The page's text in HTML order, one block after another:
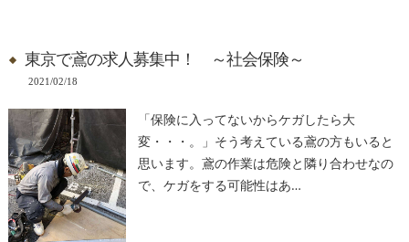
東京で鳶の求人募集中！ ～社会保険～
2021/02/18
「保険に入ってないからケガしたら大
変・・・。」そう考えている鳶の方もいると
思います。鳶の作業は危険と隣り合わせなの
で、ケガをする可能性はあ…